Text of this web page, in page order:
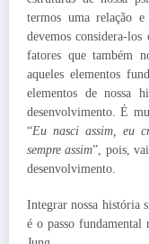
termos uma relação e
devemos considera-
fatores que também
aqueles elementos
elementos de nossa
desenvolvimento. É
“Eu nasci assim, eu
sempre assim”, pois,
desenvolvimento.
Integrar nossa história
é o passo fundamental